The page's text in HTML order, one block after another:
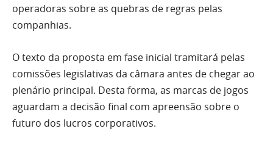
operadoras sobre as quebras de regras pelas
companhias.
O texto da proposta em fase inicial tramitará pelas
comissões legislativas da câmara antes de chegar ao
plenário principal. Desta forma, as marcas de jogos
aguardam a decisão final com apreensão sobre o
futuro dos lucros corporativos.